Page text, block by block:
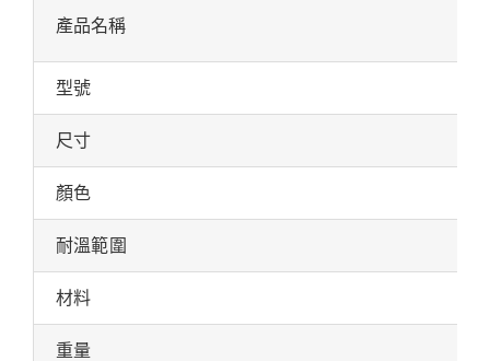
產品名稱
型號
尺寸
顏色
耐溫範圍
材料
重量